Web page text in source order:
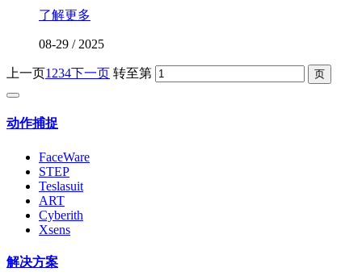
了解更多
08-29 / 2025
上一页1 234下一页 转至第
动作捕捉
FaceWare
STEP
Teslasuit
ART
Cyberith
Xsens
解决方案